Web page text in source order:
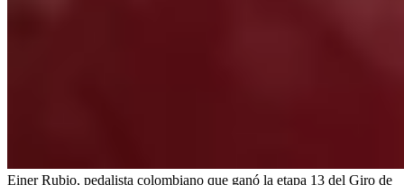
Einer Rubio, pedalista colombiano que ganó la etapa 13 del Giro de